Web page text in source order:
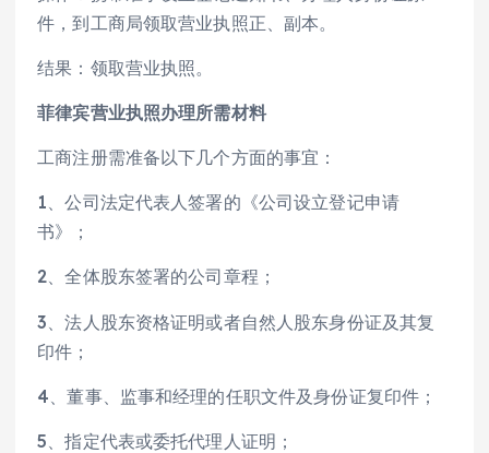
件，到工商局领取营业执照正、副本。
结果：领取营业执照。
菲律宾营业执照办理所需材料
工商注册需准备以下几个方面的事宜：
1、公司法定代表人签署的《公司设立登记申请
书》；
2、全体股东签署的公司章程；
3、法人股东资格证明或者自然人股东身份证及其复
印件；
4、董事、监事和经理的任职文件及身份证复印件；
5、指定代表或委托代理人证明；